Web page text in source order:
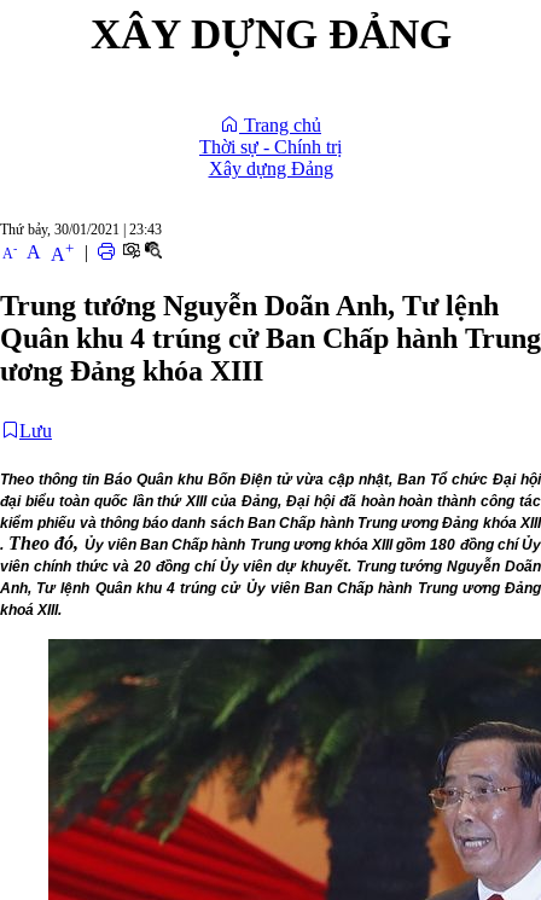
XÂY DỰNG ĐẢNG
Trang chủ
Thời sự - Chính trị
Xây dựng Đảng
Thứ bảy, 30/01/2021 23:43
A- A A+ |
Trung tướng Nguyễn Doãn Anh, Tư lệnh
Quân khu 4 trúng cử Ban Chấp hành Trung
ương Đảng khóa XIII
Lưu
Theo thông tin Báo Quân khu Bốn Điện tử vừa cập nhật, Ban Tổ chức Đại hội
đại biểu toàn quốc lần thứ XIII của Đảng, Đại hội đã hoàn hoàn thành công tác
kiểm phiếu và thông báo danh sách Ban Chấp hành Trung ương Đảng khóa XIII
. Theo đó, Ủy viên Ban Chấp hành Trung ương khóa XIII gồm 180 đồng chí Ủy
viên chính thức và 20 đồng chí Ủy viên dự khuyết. Trung tướng Nguyễn Doãn
Anh, Tư lệnh Quân khu 4 trúng cử Ủy viên Ban Chấp hành Trung ương Đảng
khoá XIII.